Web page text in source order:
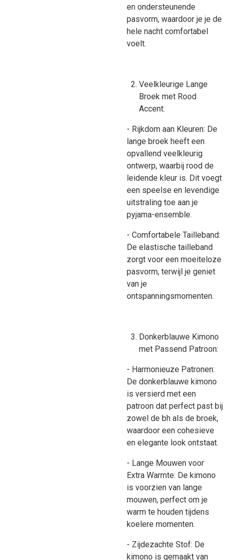
en ondersteunende
pasvorm, waardoor je je de
hele nacht comfortabel
voelt.
Veelkleurige Lange
Broek met Rood
Accent:
- Rijkdom aan Kleuren: De
lange broek heeft een
opvallend veelkleurig
ontwerp, waarbij rood de
leidende kleur is. Dit voegt
een speelse en levendige
uitstraling toe aan je
pyjama-ensemble.
- Comfortabele Tailleband:
De elastische tailleband
zorgt voor een moeiteloze
pasvorm, terwijl je geniet
van je
ontspanningsmomenten.
Donkerblauwe Kimono
met Passend Patroon:
- Harmonieuze Patronen:
De donkerblauwe kimono
is versierd met een
patroon dat perfect past bij
zowel de bh als de broek,
waardoor een cohesieve
en elegante look ontstaat.
- Lange Mouwen voor
Extra Warmte: De kimono
is voorzien van lange
mouwen, perfect om je
warm te houden tijdens
koelere momenten.
- Zijdezachte Stof: De
kimono is gemaakt van